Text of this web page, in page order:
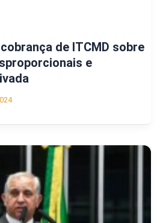
de ITCMD sobre
e